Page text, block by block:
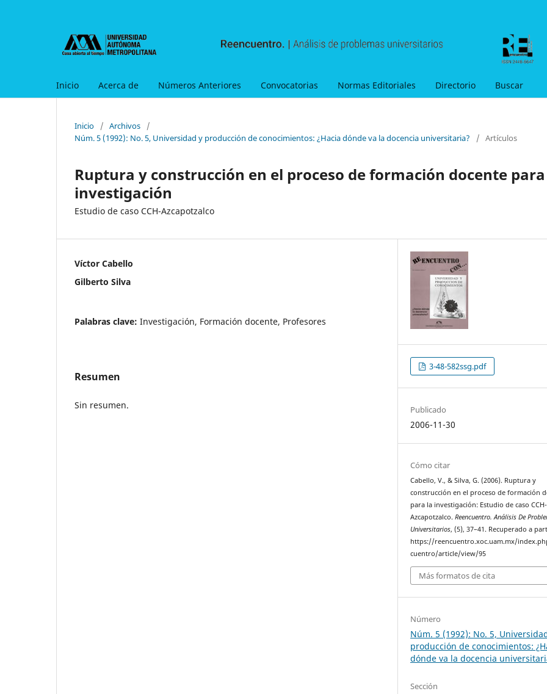
Inicio Acerca de Números Anteriores Convocatorias Normas Editoriales Directorio Buscar
Inicio / Archivos
/
Núm. 5 (1992): No. 5, Universidad y producción de conocimientos: ¿Hacia dónde va la docencia universitaria?
/ Artículos
Ruptura y construcción en el proceso de formación docente
investigación
Estudio de caso CCH-Azcapotzalco
Víctor Cabello
Gilberto Silva
Palabras clave: Investigación, Formación docente, Profesores
Resumen
Sin resumen.
3-48-582ssg.pdf
Publicado
2006-11-30
Cómo citar
Cabello, V., & Silva, G. (2006). Ruptura y
construcción en el proceso de formación
para la investigación: Estudio de caso CCH-
Azcapotzalco.Reencuentro. Análisis De
Universitarios, (5), 37–41. Recuperado a
https://reencuentro.xoc.uam.mx/
cuentro/article/view/95
Más formatos de cita
Número
Núm. 5 (1992): No. 5,
producción de conocimientos:
dónde va la docencia
Sección